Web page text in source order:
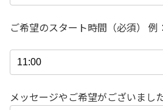
ご希望のスタート時間（必須） 例
メッセージやご希望がございまし